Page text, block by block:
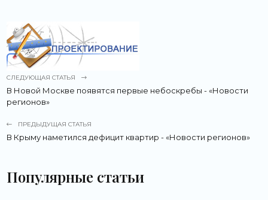
СЛЕДУЮЩАЯ СТАТЬЯ
В Новой Москве появятся первые небоскребы - «Новости
регионов»
ПРЕДЫДУЩАЯ СТАТЬЯ
В Крыму наметился дефицит квартир - «Новости регионов»
Популярные статьи